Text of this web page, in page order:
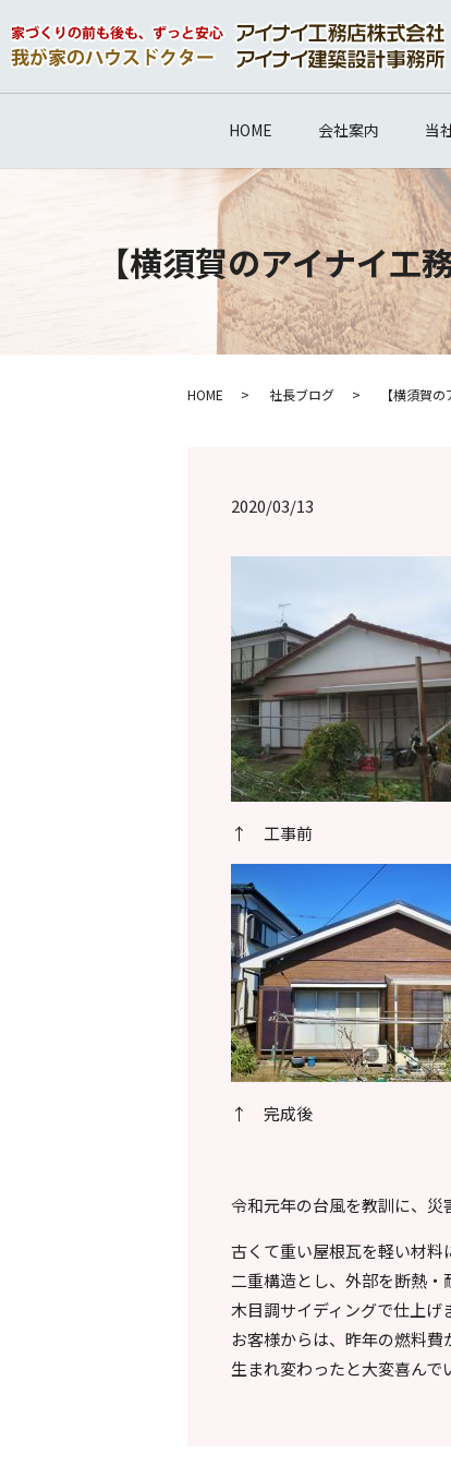
HOME 会社案内 当
【横須賀のアイナイ
HOME 社長ブログ 【横須賀
2020/03/13
↑ 工事前
↑ 完成後
令和元年の台風を教訓に、災
古くて重い屋根瓦を軽い材
二重構造とし、外部を断熱
木目調サイディングで仕上げ
お客様からは、昨年の燃料
生まれ変わったと大変喜んで